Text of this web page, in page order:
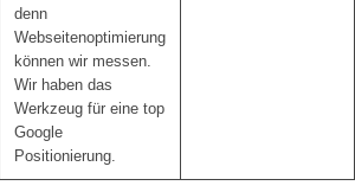
denn
Webseitenoptimierung
können wir messen.
Wir haben das
Werkzeug für eine top
Google
Positionierung.